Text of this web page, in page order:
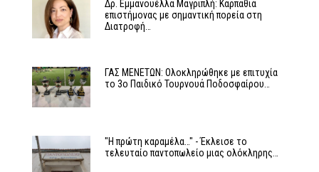
Δρ. Εμμανουέλλα Μαγριπλή: Καρπαθιά
επιστήμονας με σημαντική πορεία στη
Διατροφή…
ΓΑΣ ΜΕΝΕΤΩΝ: Ολοκληρώθηκε με επιτυχία
το 3ο Παιδικό Τουρνουά Ποδοσφαίρου…
"Η πρώτη καραμέλα…" - Έκλεισε το
τελευταίο παντοπωλείο μιας ολόκληρης…